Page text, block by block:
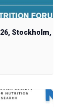
Stockholm,